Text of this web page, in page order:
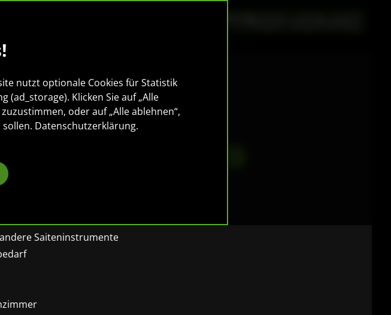
nutzt optionale Cookies für Statistik
Klicken Sie auf „Alle
oder auf „Alle ablehnen“,
Datenschutzerklärung.
009
für 9
Saiteninstrumente